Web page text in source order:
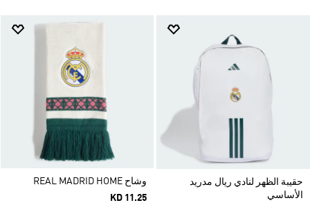
حقيبة الظهر لنادي ريال مدريد
الأساسي
وشاح REAL MADRID HOME
KD 11.25